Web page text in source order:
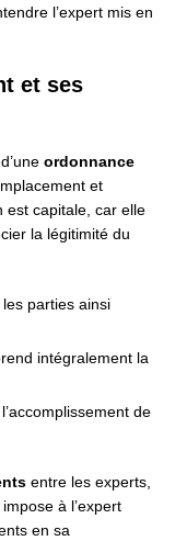
l’expert mis en
et ses
ordonnance
et
est capitale, car elle
la légitimité du
parties ainsi
intégralement la
de
entre les experts,
impose à l’expert
en sa